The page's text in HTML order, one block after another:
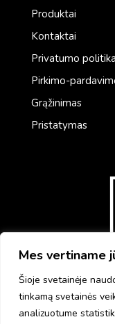
Mes vertiname
Šioje svetainėje
tinkamą svetainės
analizuotume
Produktai
Kontaktai
Privatumo politika
Pirkimo-
Grąžinimas
Pristatymas